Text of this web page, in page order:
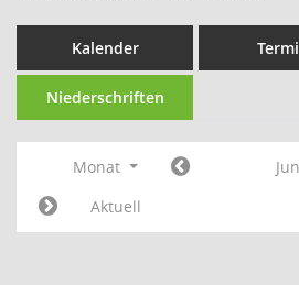
Kalender
Niederschriften
Monat
Aktuell